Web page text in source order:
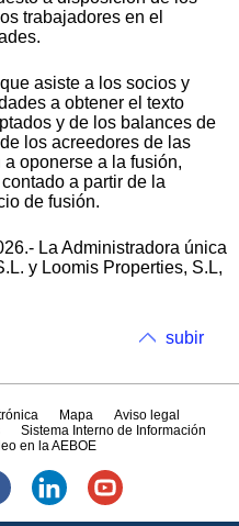
trabajadores en el
asiste a los socios y
a obtener el texto
y de los balances de
los acreedores de las
oponerse a la fusión,
a partir de la
de fusión.
La Administradora única
y Loomis Properties, S.L,
subir
Mapa
Aviso legal
Sistema Interno de Información
en la AEBOE